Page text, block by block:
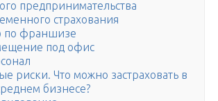
предпринимательства
страхования
по франшизе
под офис
риски. Что можно застраховать в
бизнесе?